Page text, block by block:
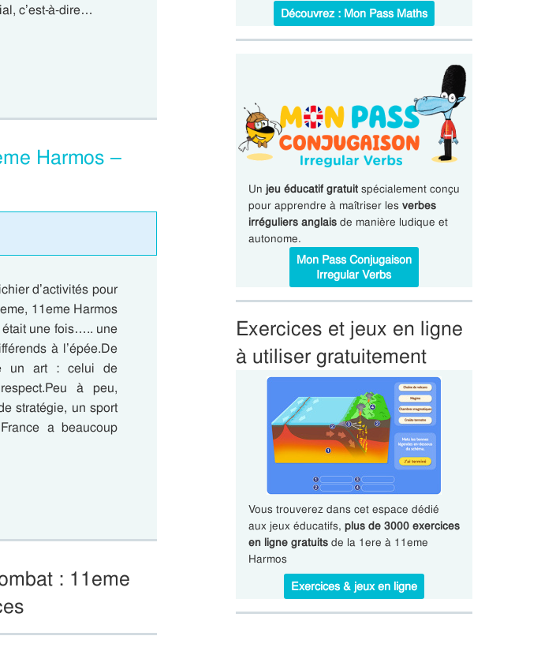
c’est-à-dire…
Harmos –
d’activités pour
11eme Harmos
était une fois….. une
à l’épée.De
un art : celui de
à peu,
stratégie, un sport
a beaucoup
: 11eme
Découvrez : Mon Pass Maths
Un jeu éducatif gratuitspécialement conçu
pour apprendre à maîtriser les verbes
irréguliers anglaisde manière ludique et
autonome.
Mon Pass Conjugaison
Irregular Verbs
Exercices et jeux en ligne
à utiliser gratuitement
Vous trouverez dans cet espace dédié
aux jeux éducatifs, plus de 3000 exercices
en ligne gratuitsde la 1ere à 11eme
Harmos
Exercices & jeux en ligne